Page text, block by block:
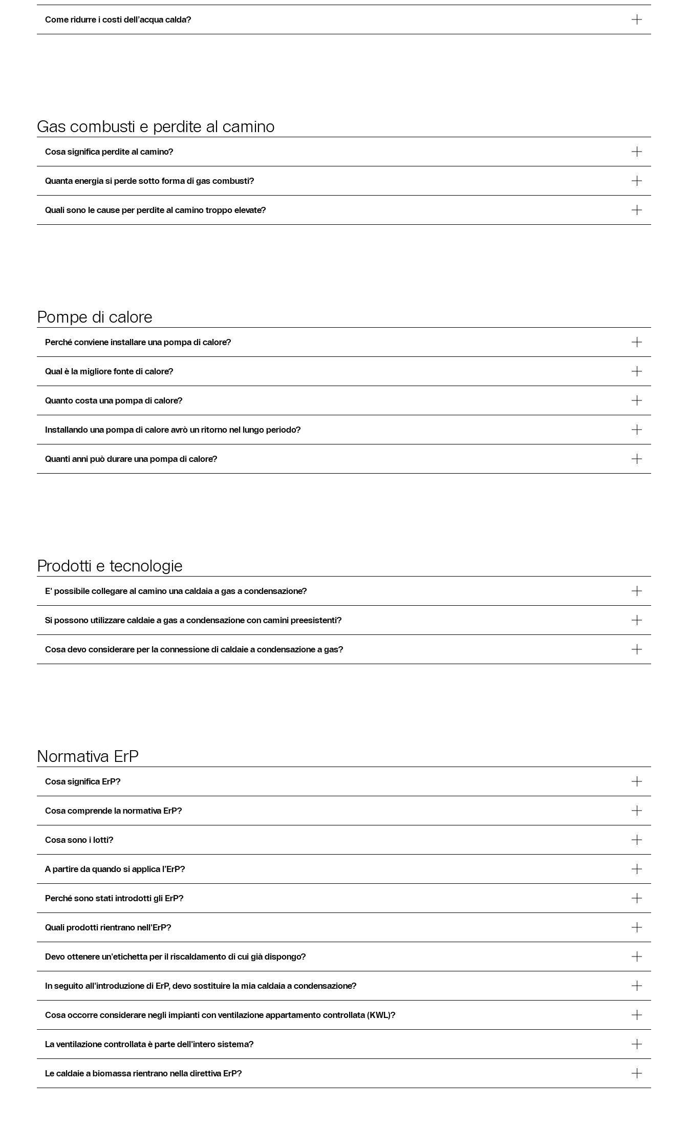
Come ridurre i costi dell’acqua calda?
Gas combusti e perdite al camino
Cosa significa perdite al camino?
Quanta energia si perde sotto forma di gas combusti?
Quali sono le cause per perdite al camino troppo elevate?
Pompe di calore
Perché conviene installare una pompa di calore?
Qual è la migliore fonte di calore?
Quanto costa una pompa di calore?
Installando una pompa di calore avrò un ritorno nel lungo periodo?
Quanti anni può durare una pompa di calore?
Prodotti e tecnologie
E' possibile collegare al camino una caldaia a gas a condensazione?
Si possono utilizzare caldaie a gas a condensazione con camini preesistenti?
Cosa devo considerare per la connessione di caldaie a condensazione a gas?
Normativa ErP
Cosa significa ErP?
Cosa comprende la normativa ErP?
Cosa sono i lotti?
A partire da quando si applica l’ErP?
Perché sono stati introdotti gli ErP?
Quali prodotti rientrano nell'ErP?
Devo ottenere un'etichetta per il riscaldamento di cui già dispongo?
In seguito all'introduzione di ErP, devo sostituire la mia caldaia a condensazione?
Cosa occorre considerare negli impianti con ventilazione appartamento controllata (KWL)?
La ventilazione controllata è parte dell'intero sistema?
Le caldaie a biomassa rientrano nella direttiva ErP?
Installatore